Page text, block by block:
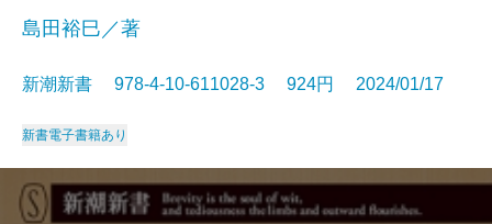
島田裕巳／著
新潮新書 978-4-10-611028-3 924円 2024/01/17
新書電子書籍あり